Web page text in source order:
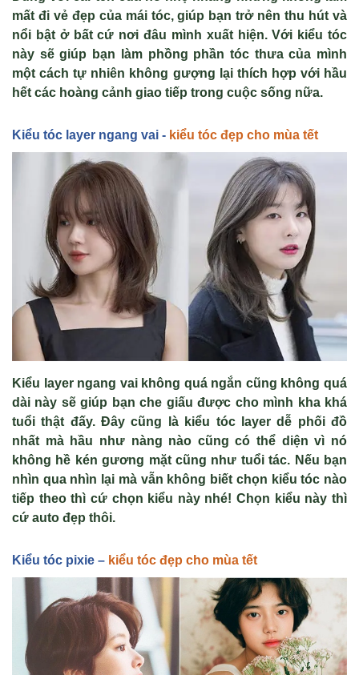
mất đi vẻ đẹp của mái tóc, giúp bạn trở nên thu hút và
nổi bật ở bất cứ nơi đâu mình xuất hiện. Với kiểu tóc
này sẽ giúp bạn l àm phồng phần tóc thưa của mình
một cách tự nhiên không gượng lại thích hợp với hầu
hết các hoàng cảnh giao tiếp trong cuộc sống nữa.
Kiểu tóc layer ngang vai - kiểu tóc đẹp cho mùa tết
Kiểu layer ngang vai không quá ngắn cũng không quá
dài này sẽ giúp bạn che giấu được cho mình kha khá
tuổi thật đấy. Đây cũng là kiểu tóc layer dễ phối đồ
nhất mà hầu như nàng nào cũng có thể diện vì nó
không hề kén gương mặt cũng như tuổi tác. Nếu bạn
nhìn qua nhìn lại mà vẫn không biết chọn kiểu tóc nào
tiếp theo thì cứ chọn kiểu này nhé! Chọn kiểu này thì
cứ auto đẹp thôi.
Kiểu tóc pixie – kiểu tóc đẹp cho mùa tết